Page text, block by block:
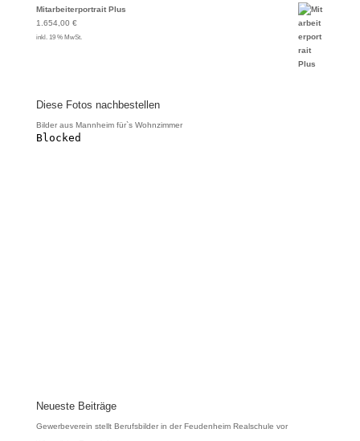
Mitarbeiterportrait Plus
1.654,00 €
inkl. 19 % MwSt.
Diese Fotos nachbestellen
Bilder aus Mannheim für`s Wohnzimmer
Neueste Beiträge
Gewerbeverein stellt Berufsbilder in der Feudenheim Realschule vor